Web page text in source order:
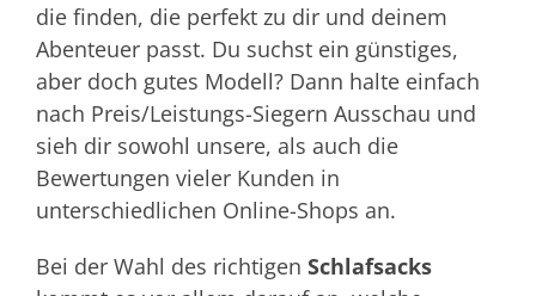
die finden, die perfekt zu dir und deinem
Abenteuer passt. Du suchst ein günstiges,
aber doch gutes Modell? Dann halte einfach
nach Preis/Leistungs-Siegern Ausschau und
sieh dir sowohl unsere, als auch die
Bewertungen vieler Kunden in
unterschiedlichen Online-Shops an.
Bei der Wahl des richtigen Schlafsacks